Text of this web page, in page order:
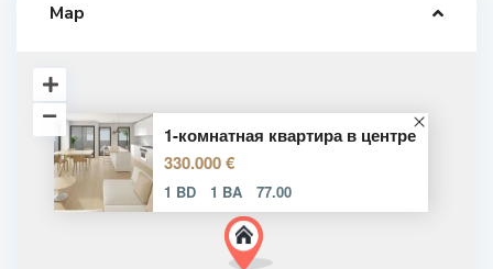
Map
1-комнатная квартира в центре
330.000 €
1 BD 1 BA 77.00